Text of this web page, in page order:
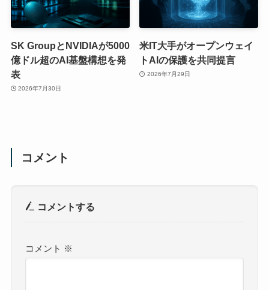
SK GroupとNVIDIAが5000
億ドル超のAI基盤構想を発
表
2026年7月30日
米IT大手がオープンウェイ
トAIの保護を共同提言
2026年7月29日
コメント
コメントする
コメント ※